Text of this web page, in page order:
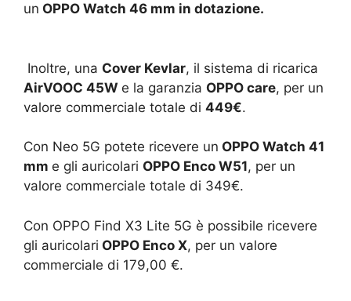
un OPPO Watch 46 mm in dotazione.
Inoltre, una Cover Kevlar, il sistema di ricarica
AirVOOC 45W e la garanzia OPPO care, per un
valore commerciale totale di 449€.
Con Neo 5G potete ricevere un OPPO Watch 41
mm e gli auricolari OPPO Enco W51, per un
valore commerciale totale di 349€.
Con OPPO Find X3 Lite 5G è possibile ricevere
gli auricolari OPPO Enco X, per un valore
commerciale di 179,00 €.